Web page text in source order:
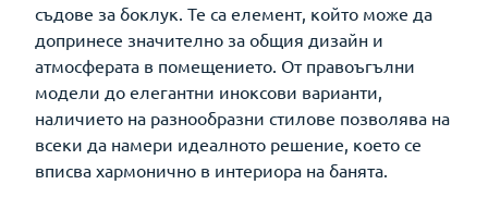
съдове за боклук. Те са елемент, който може да
допринесе значително за общия дизайн и
атмосферата в помещението. От правоъгълни
модели до елегантни иноксови варианти,
наличието на разнообразни стилове позволява на
всеки да намери идеалното решение, което се
вписва хармонично в интериора на банята.